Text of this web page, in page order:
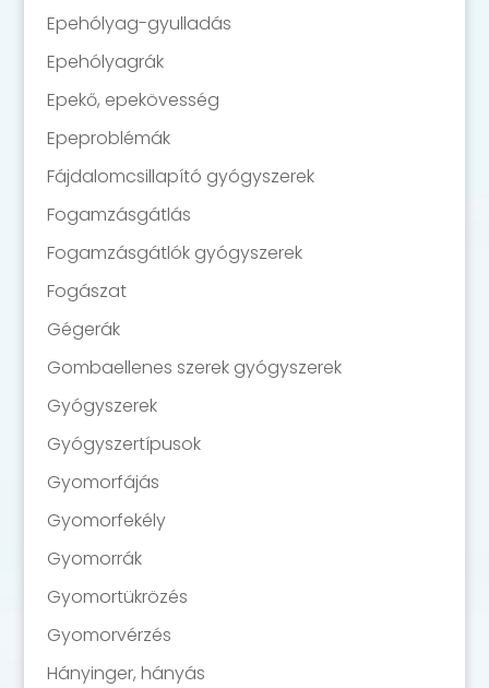
Epehólyag-gyulladás
Epehólyagrák
Epekő, epekövesség
Epeproblémák
Fájdalomcsillapító gyógyszerek
Fogamzásgátlás
Fogamzásgátlók gyógyszerek
Fogászat
Gégerák
Gombaellenes szerek gyógyszerek
Gyógyszerek
Gyógyszertípusok
Gyomorfájás
Gyomorfekély
Gyomorrák
Gyomortükrözés
Gyomorvérzés
Hányinger, hányás